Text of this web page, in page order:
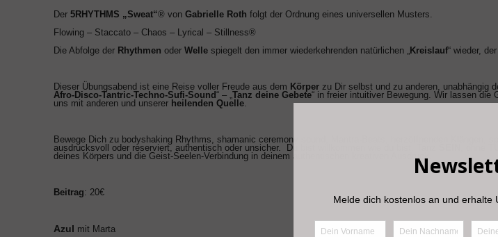
Der5RHYTHMS „Sweat“® vonGabrielle Roth folgt der Ordnung eines universellen Musters.
Flowing – Staccato – Chaos – Lyrical – Stillness®
Die Abfolge der Rhythmen oderWelle spiegelt den immer wiederkehrenden natürlichen „ Kreislauf“ wieder,
Dieser Übungsabend ist eine Reise voller Freude aus dem Körper zu Dir selbst und zu anderen, unabhängig
Afro-Disco-Tantric-Techno-Sufi-Sound“ – „Tanz deine Gebete“ in freier intuitiver Bewegung. Wir lassen
uns mit anderen und unserer heilenden Quelle.
Bewege Dich zu bodyshaking Rhythms, shamanic ceremony sound, Mantra-Beats, herzöffnenden Klängen,
ausdrucksvoll oder reserviert, authentisch oder unsicher. Du bist willkommen wie du bist. Tanz
deines Körpers und die Geist-Seelen-Verbindung in deinem authentischen kreativen Ausdruck.
Beitrag: 20€
Azul mit Marta